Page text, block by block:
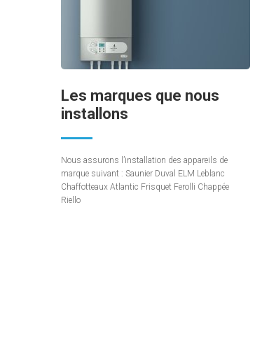
Les marques que nous
installons
Nous assurons l’installation des appareils de
marque suivant : Saunier Duval ELM Leblanc
Chaffotteaux Atlantic Frisquet Ferolli Chappée
Riello